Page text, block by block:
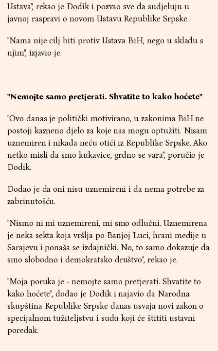
Ustava", rekao je Dodik i pozvao sve da sudjeluju u
javnoj raspravi o novom Ustavu Republike Srpske.
"Nama nije cilj biti protiv Ustava BiH, nego u skladu s
njim", izjavio je.
"Nemojte samo pretjerati. Shvatite to kako hoćete"
"Ovo danas je politički motivirano, u zakonima BiH ne
postoji kazneno djelo za koje nas mogu optužiti. Nisam
uznemiren i nikada neću otići iz Republike Srpske. Ako
netko misli da smo kukavice, grdno se vara", poručio je
Dodik.
Dodao je da oni nisu uznemireni i da nema potrebe za
zabrinutošću.
"Nismo ni mi uznemireni, mi smo odlučni. Uznemirena
je neka sekta koja vršlja po Banjoj Luci, hrani medije u
Sarajevu i ponaša se izdajnički. No, to samo dokazuje da
smo slobodno i demokratsko društvo", rekao je.
"Moja poruka je - nemojte samo pretjerati. Shvatite to
kako hoćete", dodao je Dodik i najavio da Narodna
skupština Republike Srpske danas usvaja novi zakon o
specijalnom tužiteljstvu i sudu koji će štititi ustavni
poredak.